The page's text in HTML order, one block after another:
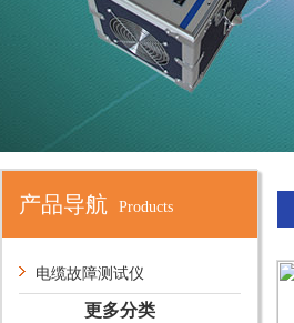
产品导航 Products
电缆故障测试仪
更多分类